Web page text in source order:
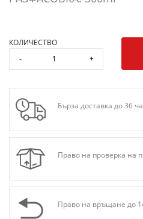
КОЛИЧЕСТВО
-
+
Бърза доставка до 36
Право на проверка на
Право на връщане до